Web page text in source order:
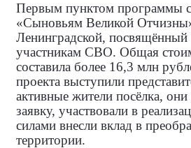
Первым пунктом программы
«Сыновьям Великой
Ленинградской,
участникам СВО. Общая
составила более 16,3 млн
проекта выступили
активные жители посёлка,
заявку, участвовали в
силами внесли вклад в
территории.